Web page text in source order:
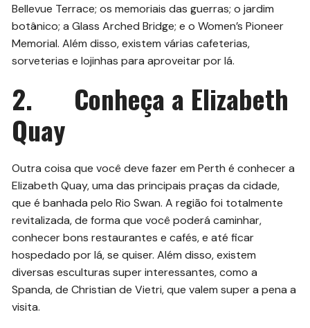
Bellevue Terrace; os memoriais das guerras; o jardim
botânico; a Glass Arched Bridge; e o Women’s Pioneer
Memorial. Além disso, existem várias cafeterias,
sorveterias e lojinhas para aproveitar por lá.
2. Conheça a Elizabeth
Quay
Outra coisa que você deve fazer em Perth é conhecer a
Elizabeth Quay, uma das principais praças da cidade,
que é banhada pelo Rio Swan. A região foi totalmente
revitalizada, de forma que você poderá caminhar,
conhecer bons restaurantes e cafés, e até ficar
hospedado por lá, se quiser. Além disso, existem
diversas esculturas super interessantes, como a
Spanda, de Christian de Vietri, que valem super a pena a
visita.